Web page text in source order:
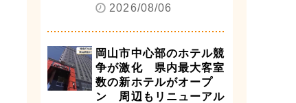
2026/08/06
岡山市中心部のホテル競
争が激化 県内最大客室
数の新ホテルがオープ
ン 周辺もリニューアル